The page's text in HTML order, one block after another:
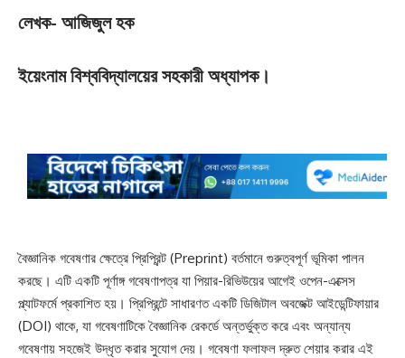
লেখক- আজিজুল হক
ইয়েংনাম বিশ্ববিদ্যালয়ের সহকারী অধ্যাপক।
বৈজ্ঞানিক গবেষণার ক্ষেত্রে প্রিপ্রিন্ট (Preprint) বর্তমানে গুরুত্বপূর্ণ ভূমিকা পালন
করছে। এটি একটি পূর্ণাঙ্গ গবেষণাপত্র যা পিয়ার-রিভিউয়ের আগেই ওপেন-এক্সেস
প্ল্যাটফর্মে প্রকাশিত হয়। প্রিপ্রিন্টে সাধারণত একটি ডিজিটাল অবজেক্ট আইডেন্টিফায়ার
(DOI) থাকে, যা গবেষণাটিকে বৈজ্ঞানিক রেকর্ডে অন্তর্ভুক্ত করে এবং অন্যান্য
গবেষণায় সহজেই উদ্ধৃত করার সুযোগ দেয়। গবেষণা ফলাফল দ্রুত শেয়ার করার এই